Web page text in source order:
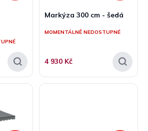
k
t
Markýza 300 cm - šedá
MOMENTÁLNĚ NEDOSTUPNÉ
4 930 Kč